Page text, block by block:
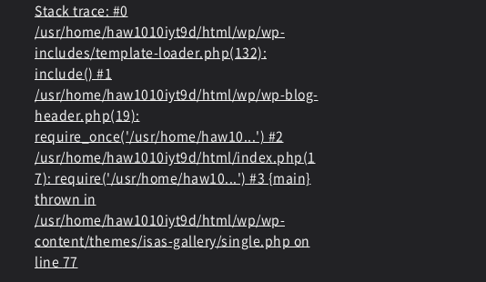
Stack trace: #0
/usr/home/haw1010iyt9d/html/wp/wp-
includes/template-loader.php(132):
include() #1
/usr/home/haw1010iyt9d/html/wp/wp-blog-
header.php(19):
require_once('/usr/home/haw10...') #2
/usr/home/haw1010iyt9d/html/index.php(1
7): require('/usr/home/haw10...') #3 {main}
thrown in
/usr/home/haw1010iyt9d/html/wp/wp-
content/themes/isas-gallery/single.php on
line 77